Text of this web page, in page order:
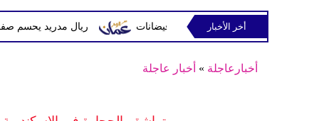
ريال مدريد يحسم صفقة من أمطار غزيرة وفيضانات
أخر الأخبار
أخبارعاجلة » أخبار عاجلة